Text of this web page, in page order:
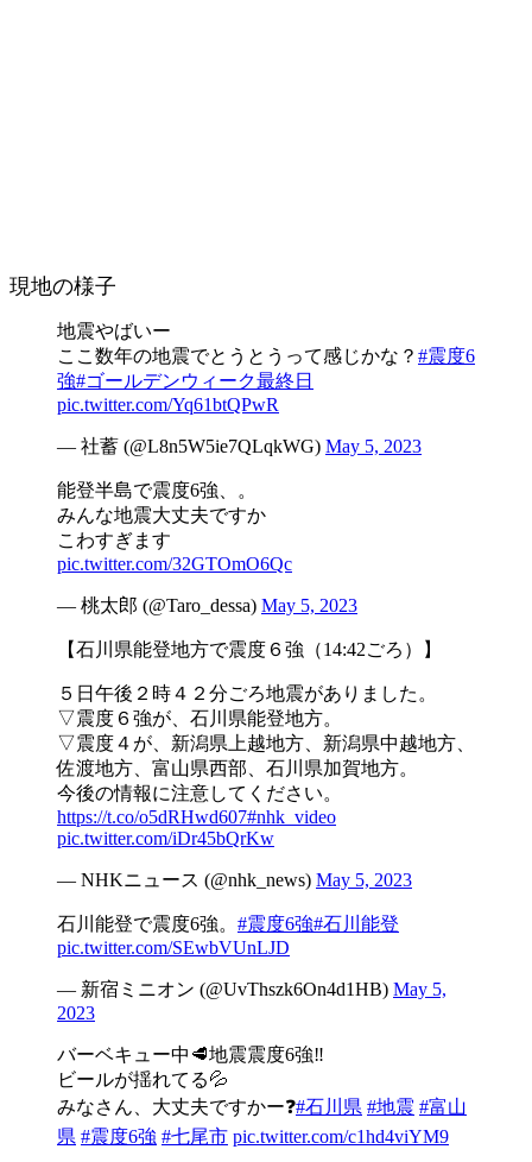
現地の様子
地震やばいー
ここ数年の地震でとうとうって感じかな？ #震度6
強#ゴールデンウィーク最終日
pic.twitter.com/Yq61btQPwR
— 社蓄 (@L8n5W5ie7QLqkWG) May 5, 2023
能登半島で震度6強、。
みんな地震大丈夫ですか
こわすぎます
pic.twitter.com/32GTOmO6Qc
— 桃太郎 (@Taro_dessa) May 5, 2023
【石川県能登地方で震度６強（14:42ごろ）】
５日午後２時４２分ごろ地震がありました。
▽震度６強が、石川県能登地方。
▽震度４が、新潟県上越地方、新潟県中越地方、
佐渡地方、富山県西部、石川県加賀地方。
今後の情報に注意してください。
https://t.co/o5dRHwd607#nhk_video
pic.twitter.com/iDr45bQrKw
— NHKニュース (@nhk_news) May 5, 2023
石川能登で震度6強。 #震度6強#石川能登
pic.twitter.com/SEwbVUnLJD
— 新宿ミニオン (@UvThszk6On4d1HB) May 5,
2023
バーベキュー中🥩地震震度6強‼️
ビールが揺れてる💦
みなさん、大丈夫ですかー❓#石川県 #地震 #富山
県 #震度6強 #七尾市 pic.twitter.com/c1hd4viYM9